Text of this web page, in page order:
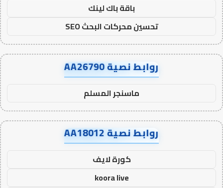
باقة باك لينك
تحسين محركات البحث SEO
روابط نصية AA26790
ماسنجر المسلم
روابط نصية AA18012
كورة لايف
koora live